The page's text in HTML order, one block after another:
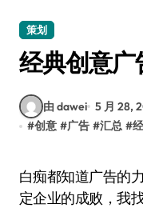
策划
经典创意广
由 dawei 5 月 28,
#创意 #广告 #汇总 #
白痴都知道广告的力量，一个广告的好坏能直接决
定企业的成败，我